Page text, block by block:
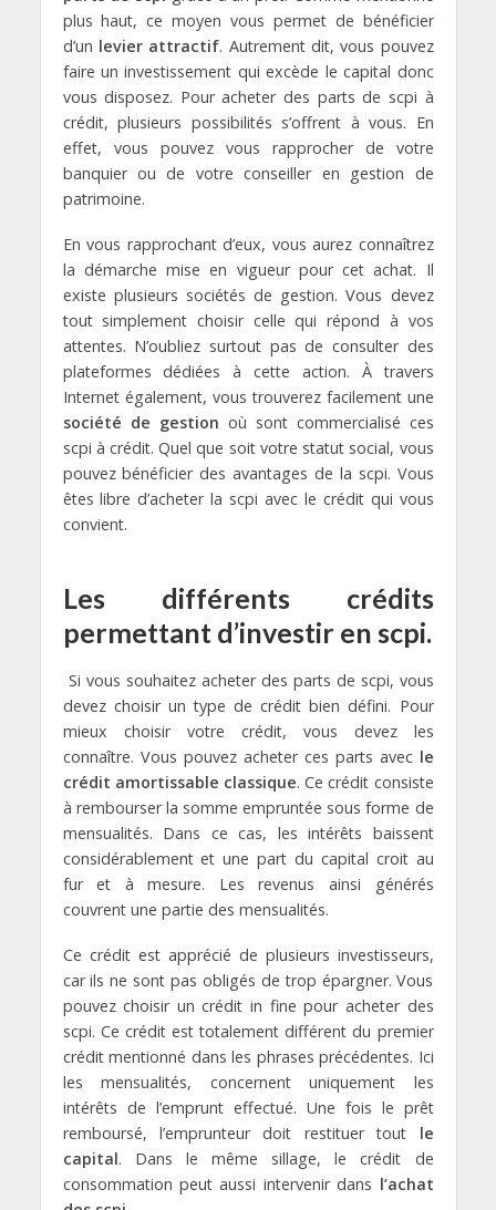
plus haut, ce moyen vous permet de bénéficier
d’un levier attractif. Autrement dit, vous pouvez
faire un investissement qui excède le capital donc
vous disposez. Pour acheter des parts de scpi à
crédit, plusieurs possibilités s’offrent à vous. En
effet, vous pouvez vous rapprocher de votre
banquier ou de votre conseiller en gestion de
patrimoine.
En vous rapprochant d’eux, vous aurez connaîtrez
la démarche mise en vigueur pour cet achat. Il
existe plusieurs sociétés de gestion. Vous devez
tout simplement choisir celle qui répond à vos
attentes. N’oubliez surtout pas de consulter des
plateformes dédiées à cette action. À travers
Internet également, vous trouverez facilement une
société de gestion où sont commercialisé ces
scpi à crédit. Quel que soit votre statut social, vous
pouvez bénéficier des avantages de la scpi. Vous
êtes libre d’acheter la scpi avec le crédit qui vous
convient.
Les différents crédits
permettant d’investir en scpi.
Si vous souhaitez acheter des parts de scpi, vous
devez choisir un type de crédit bien défini. Pour
mieux choisir votre crédit, vous devez les
connaître. Vous pouvez acheter ces parts avec le
crédit amortissable classique. Ce crédit consiste
à rembourser la somme empruntée sous forme de
mensualités. Dans ce cas, les intérêts baissent
considérablement et une part du capital croit au
fur et à mesure. Les revenus ainsi générés
couvrent une partie des mensualités.
Ce crédit est apprécié de plusieurs investisseurs,
car ils ne sont pas obligés de trop épargner. Vous
pouvez choisir un crédit in fine pour acheter des
scpi. Ce crédit est totalement différent du premier
crédit mentionné dans les phrases précédentes. Ici
les mensualités, concernent uniquement les
intérêts de l’emprunt effectué. Une fois le prêt
remboursé, l’emprunteur doit restituer tout le
capital. Dans le même sillage, le crédit de
consommation peut aussi intervenir dans l’achat